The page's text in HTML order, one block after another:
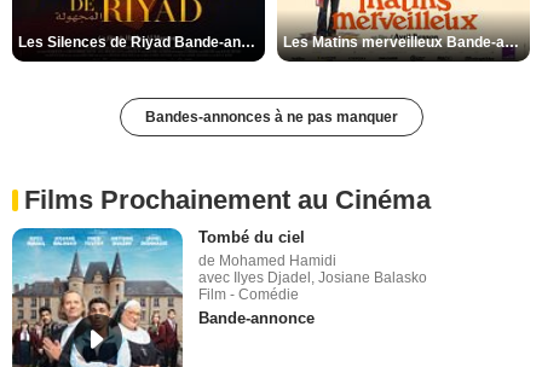
Les Silences de Riyad Bande-annonce VO STFR Les Matins merveilleux Bande-annonce VF
Bandes-annonces à ne pas manquer
Films Prochainement au Cinéma
Tombé du ciel
de Mohamed Hamidi
avec Ilyes Djadel, Josiane Balasko
Film - Comédie
Bande-annonce